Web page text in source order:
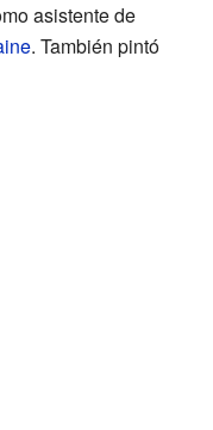
asistente de
. También pintó